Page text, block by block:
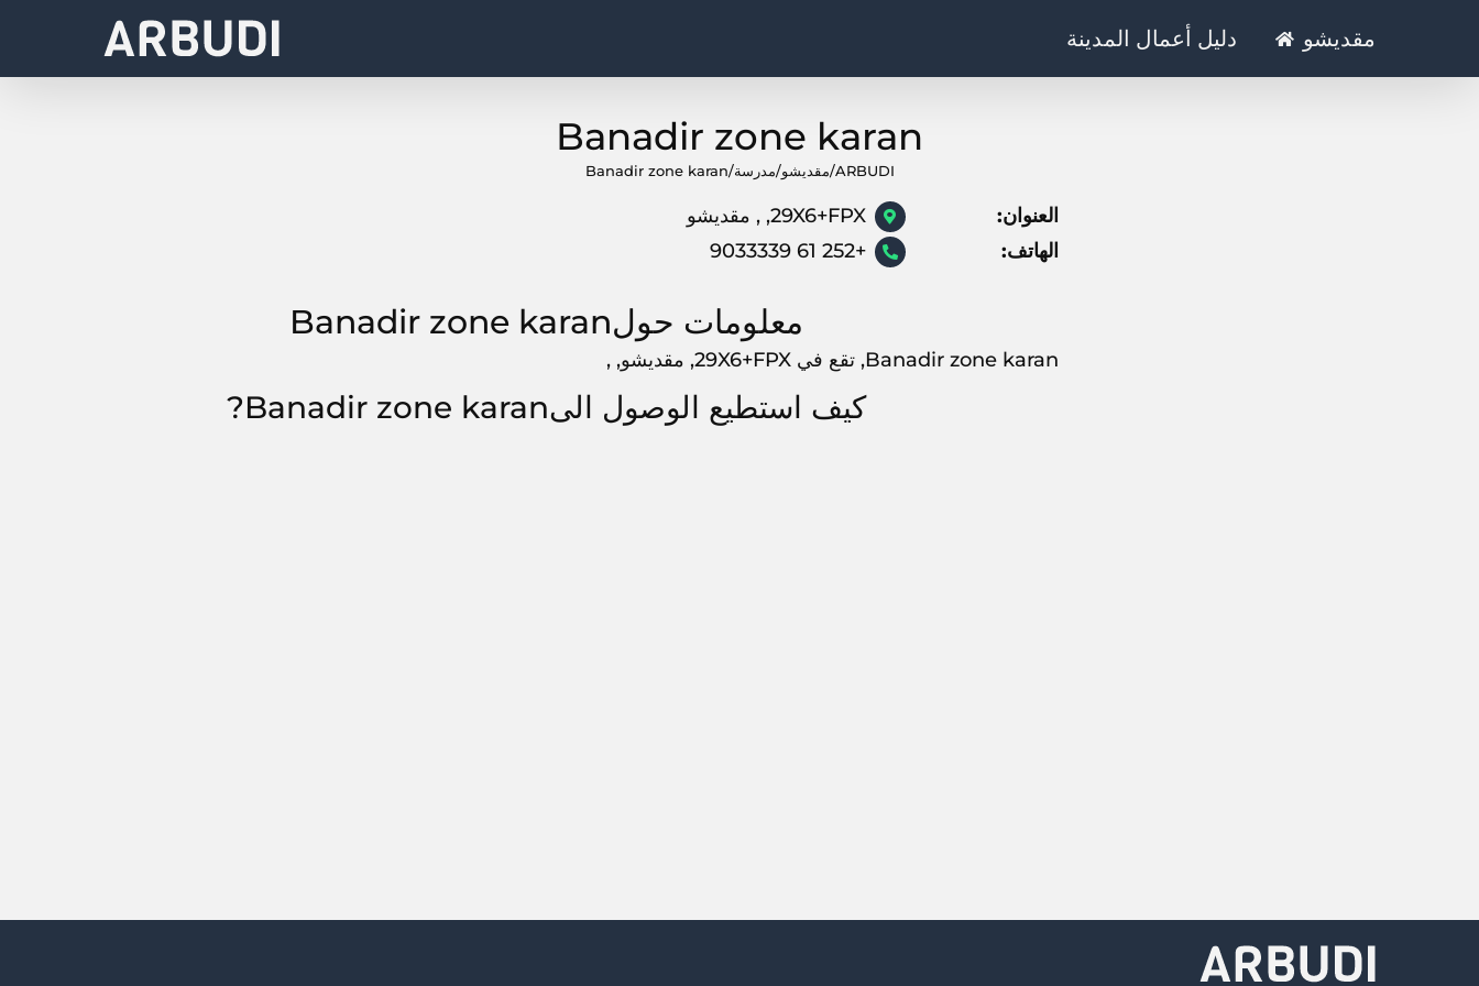
content
مقديشو دليل أعمال المدينة
Banadir zone karan
ARBUDI
/مقديشو/مدرسة/
Banadir zone karan
العنوان:
29X6+FPX, , مقديشو
الهاتف:
+252 61 9033339
معلومات حولBanadir zone karan
Banadir zone karan, تقع في 29X6+FPX, مقديشو, ,
كيف استطيع الوصول الىBanadir zone karan?